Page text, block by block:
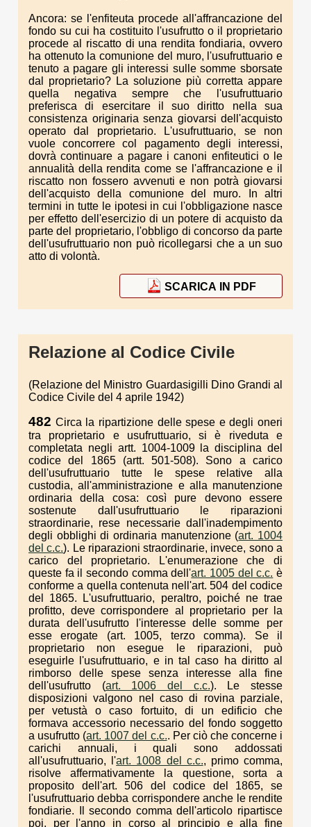
Ancora: se l'enfiteuta procede all'affrancazione del
fondo su cui ha costituito l'usufrutto o il proprietario
procede al riscatto di una rendita fondiaria, ovvero
ha ottenuto la comunione del muro, l'usufruttuario e
tenuto a pagare gli interessi sulle somme sborsate
dal proprietario? La soluzione più corretta appare
quella negativa sempre che l'usufruttuario
preferisca di esercitare il suo diritto nella sua
consistenza originaria senza giovarsi dell'acquisto
operato dal proprietario. L'usufruttuario, se non
vuole concorrere col pagamento degli interessi,
dovrà continuare a pagare i canoni enfiteutici o le
annualità della rendita come se l'affrancazione e il
riscatto non fossero avvenuti e non potrà giovarsi
dell'acquisto della comunione del muro. In altri
termini in tutte le ipotesi in cui l'obbligazione nasce
per effetto dell'esercizio di un potere di acquisto da
parte del proprietario, l'obbligo di concorso da parte
dell'usufruttuario non può ricollegarsi che a un suo
atto di volontà.
SCARICA IN PDF
Relazione al Codice Civile
(Relazione del Ministro Guardasigilli Dino Grandi al
Codice Civile del 4 aprile 1942)
482 Circa la ripartizione delle spese e degli oneri
tra proprietario e usufruttuario, si è riveduta e
completata negli artt. 1004-1009 la disciplina del
codice del 1865 (artt. 501-508). Sono a carico
dell'usufruttuario tutte le spese relative alla
custodia, all'amministrazione e alla manutenzione
ordinaria della cosa: così pure devono essere
sostenute dall'usufruttuario le riparazioni
straordinarie, rese necessarie dall'inadempimento
degli obblighi di ordinaria manutenzione (art. 1004
del c.c.). Le riparazioni straordinarie, invece, sono a
carico del proprietario. L'enumerazione che di
queste fa il secondo comma dell'art. 1005 del c.c. è
conforme a quella contenuta nell'art. 504 del codice
del 1865. L'usufruttuario, peraltro, poiché ne trae
profitto, deve corrispondere al proprietario per la
durata dell'usufrutto l'interesse delle somme per
esse erogate (art. 1005, terzo comma). Se il
proprietario non esegue le riparazioni, può
eseguirle l'usufruttuario, e in tal caso ha diritto al
rimborso delle spese senza interesse alla fine
dell'usufrutto (art. 1006 del c.c.). Le stesse
disposizioni valgono nel caso di rovina parziale,
per vetustà o caso fortuito, di un edificio che
formava accessorio necessario del fondo soggetto
a usufrutto (art. 1007 del c.c.. Per ciò che concerne i
carichi annuali, i quali sono addossati
all'usufruttuario, l'art. 1008 del c.c., primo comma,
risolve affermativamente la questione, sorta a
proposito dell'art. 506 del codice del 1865, se
l'usufruttuario debba corrispondere anche le rendite
fondiarie. Il secondo comma dell'articolo ripartisce
poi, per l'anno in corso al principio e alla fine